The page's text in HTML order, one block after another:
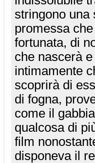
stringono una
promessa
fortunata, di
che nascerà
intimamente
scoprirà di
di fogna,
come il
qualcosa di
film
disponeva il